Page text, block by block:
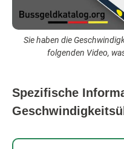
Sie haben die
folgenden Video,
Spezifische